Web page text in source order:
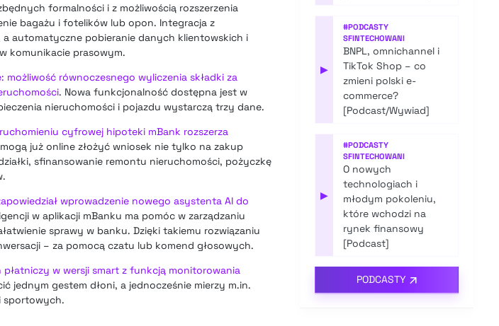
formalności i z możliwością rozszerzenia
bagażu i fotelików lub opon. Integracja z
automatyczne pobieranie danych klientowskich i
komunikacie prasowym.
możliwość równoczesnego wyliczenia składki za
. Nowa funkcjonalność dostępna jest w
nieruchomości i pojazdu wystarczą trzy dane.
cyfrowej hipoteki mBank rozszerza
już online złożyć wniosek nie tylko na zakup
sfinansowanie remontu nieruchomości, pożyczkę
wprowadzenie nowego asystenta AI do
w aplikacji mBanku ma pomóc w zarządzaniu
sprawy w banku. Dzięki takiemu rozwiązaniu
– za pomocą czatu lub komend głosowych.
płatniczy w wersji smart z funkcją monitorowania
jednym gestem dłoni, a jednocześnie mierzy m.in.
sportowych.
▶
#PODCASTY
SFINTECHOWANI
BNPL, omnichannel i
TikTok Shop – co
zmieni polski e-
commerce?
[Podcast/Wywiad]
▶
#PODCASTY
SFINTECHOWANI
O nowych
technologiach i
młodym pokoleniu,
które wchodzi na
rynek finansowy
[Podcast]
PODCASTY